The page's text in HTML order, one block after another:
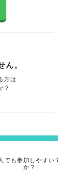
。
方は
？
でも参加しやすいで
か？